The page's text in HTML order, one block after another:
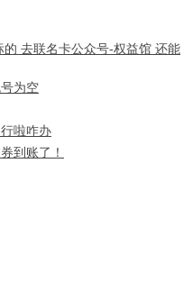
去联名卡公众号-权益馆 还能
为空
啦咋办
到账了！